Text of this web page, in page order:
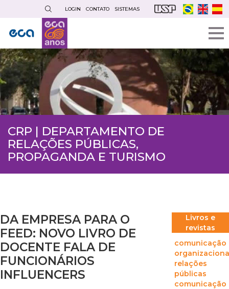
conteúdo
principal
LOGIN CONTATO SISTEMAS
CRP | DEPARTAMENTO DE
RELAÇÕES PÚBLICAS,
PROPAGANDA E TURISMO
DA EMPRESA PARA O
FEED: NOVO LIVRO DE
DOCENTE FALA DE
FUNCIONÁRIOS
INFLUENCERS
Livros e
revistas
comunicação
relações
públicas
comunicação